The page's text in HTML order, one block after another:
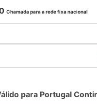
Chamada para a rede fixa nacional
para Portugal